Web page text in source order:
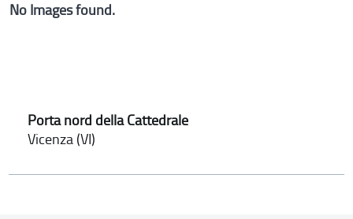
No Images found.
Porta nord della Cattedrale
Vicenza (VI)